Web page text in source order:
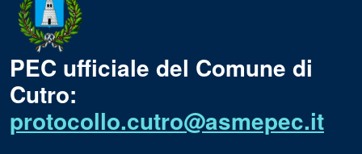
PEC ufficiale del Comune di
Cutro:
protocollo.cutro@asmepec.it